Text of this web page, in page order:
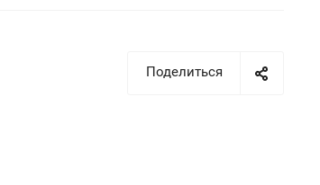
Поделиться